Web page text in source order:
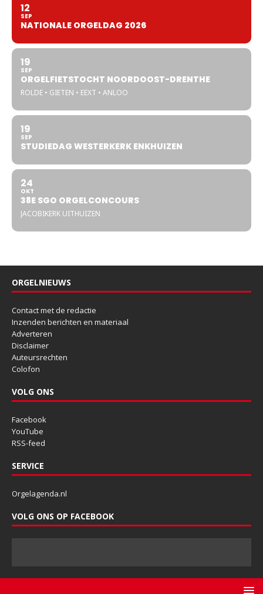
12
SEP
NATIONALE ORGELDAG 2026
19
SEP
ORGELFIETSTOCHT NOORDOOST-DRENTHE
ROLDE • GIETEN • EEXT • ANLOO
19
SEP
STUDIEDAG WESTERKERK ENKHUIZEN
24
OKT
38E SGO ORGELCONCOURS
JACOBIKERK UITHUIZEN
ORGELNIEUWS
Contact met de redactie
Inzenden berichten en materiaal
Adverteren
Disclaimer
Auteursrechten
Colofon
VOLG ONS
Facebook
YouTube
RSS-feed
SERVICE
Orgelagenda.nl
VOLG ONS OP FACEBOOK